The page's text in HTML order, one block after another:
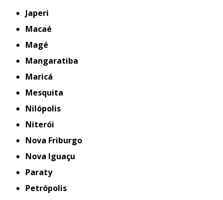
Japeri
Macaé
Magé
Mangaratiba
Maricá
Mesquita
Nilópolis
Niterói
Nova Friburgo
Nova Iguaçu
Paraty
Petrópolis